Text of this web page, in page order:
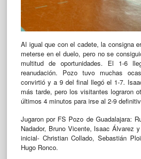
Al igual que con el cadete, la consigna
meterse en el duelo, pero no se
multitud de oportunidades. El 1-6
reanudación. Pozo tuvo muchas
convirtió y a 9 del final llegó el 1-7.
más tarde, pero los visitantes lograron
últimos 4 minutos para irse al 2-9
Jugaron por FS Pozo de Guadalajara:
Nadador, Bruno Vicente, Isaac Álvarez
inicial- Christian Collado, Sebastián
Hugo Ronco.